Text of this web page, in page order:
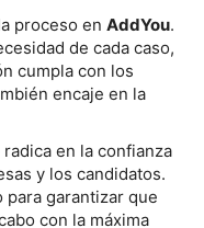
proceso en AddYou.
de cada caso,
cumpla con los
encaje en la
en la confianza
y los candidatos.
garantizar que
con la máxima